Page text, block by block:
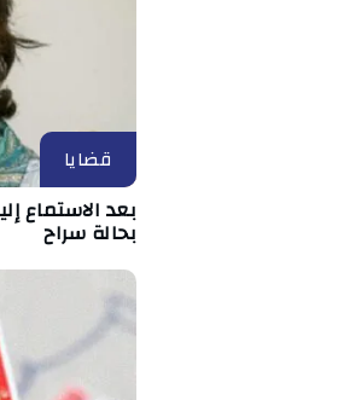
قضايا
بعد الاستماع
بحالة سراح